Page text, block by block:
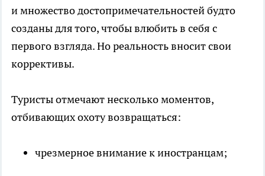
и множество достопримечательностей будто
созданы для того, чтобы влюбить в себя с
первого взгляда. Но реальность вносит свои
коррективы.
Туристы отмечают несколько моментов,
отбивающих охоту возвращаться:
чрезмерное внимание к иностранцам;